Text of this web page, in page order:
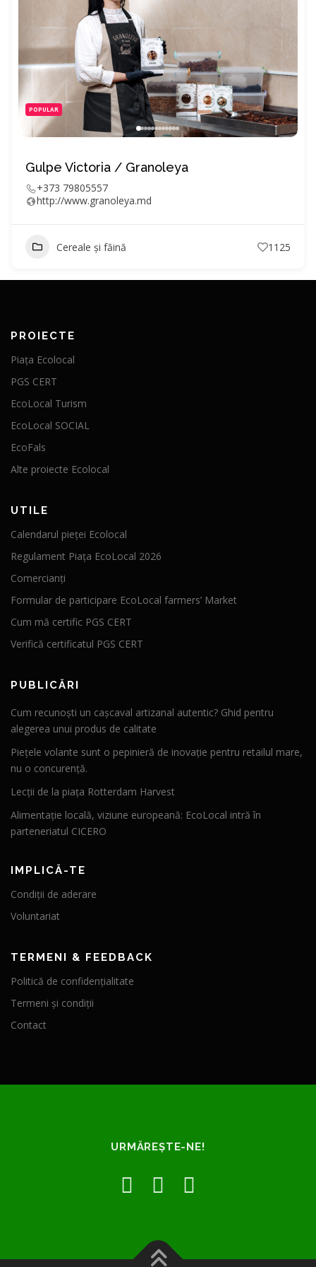
POPULAR
Gulpe Victoria / Granoleya
+373 79805557
http://www.granoleya.md
Cereale și făină 1125
PROIECTE
Piața Ecolocal
PGS CERT
EcoLocal Turism
EcoLocal SOCIAL
EcoFals
Alte proiecte Ecolocal
UTILE
Calendarul pieței Ecolocal
Regulament Piața EcoLocal 2026
Comercianți
Formular de participare EcoLocal farmers’ Market
Cum mă certific PGS CERT
Verifică certificatul PGS CERT
PUBLICĂRI
Cum recunoști un cașcaval artizanal autentic? Ghid pentru
alegerea unui produs de calitate
Piețele volante sunt o pepinieră de inovație pentru retailul mare,
nu o concurență.
Lecții de la piața Rotterdam Harvest
Alimentație locală, viziune europeană: EcoLocal intră în
parteneriatul CICERO
IMPLICĂ-TE
Condiții de aderare
Voluntariat
TERMENI & FEEDBACK
Politică de confidențialitate
Termeni și condiții
Contact
URMĂREȘTE-NE!